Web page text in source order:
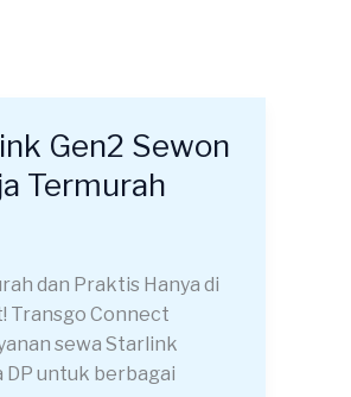
Gen2 Sewon
Termurah
dan Praktis Hanya di
Transgo Connect
sewa Starlink
untuk berbagai